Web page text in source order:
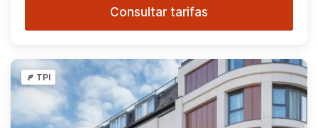
Consultar tarifas
TPI